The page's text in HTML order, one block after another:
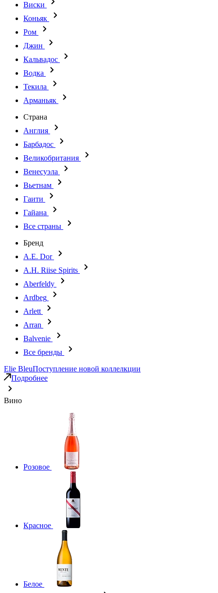
Виски
Коньяк
Ром
Джин
Кальвадос
Водка
Текила
Арманьяк
Страна
Англия
Барбадос
Великобритания
Венесуэла
Вьетнам
Гаити
Гайана
Все страны
Бренд
A.E. Dor
A.H. Riise Spirits
Aberfeldy
Ardbeg
Arlett
Arran
Balvenie
Все бренды
Elie BleuПоступление новой коллелкции
Подробнее
Вино
Розовое
Красное
Белое